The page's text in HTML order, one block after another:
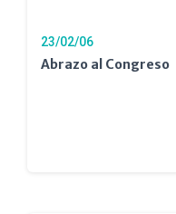
23/02/06
Abrazo al Congreso